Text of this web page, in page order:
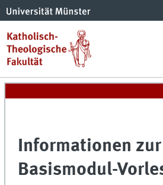
Informationen zur
Basismodul-